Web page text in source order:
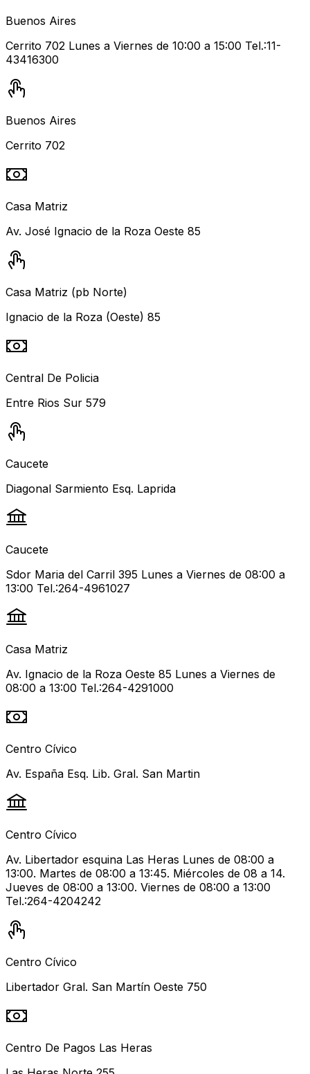
Buenos Aires
Cerrito 702 Lunes a Viernes de 10:00 a 15:00 Tel.:11-
43416300
Buenos Aires
Cerrito 702
Casa Matriz
Av. José Ignacio de la Roza Oeste 85
Casa Matriz (pb Norte)
Ignacio de la Roza (Oeste) 85
Central De Policia
Entre Rios Sur 579
Caucete
Diagonal Sarmiento Esq. Laprida
Caucete
Sdor Maria del Carril 395 Lunes a Viernes de 08:00 a
13:00 Tel.:264-4961027
Casa Matriz
Av. Ignacio de la Roza Oeste 85 Lunes a Viernes de
08:00 a 13:00 Tel.:264-4291000
Centro Cívico
Av. España Esq. Lib. Gral. San Martin
Centro Cívico
Av. Libertador esquina Las Heras Lunes de 08:00 a
13:00. Martes de 08:00 a 13:45. Miércoles de 08 a 14.
Jueves de 08:00 a 13:00. Viernes de 08:00 a 13:00
Tel.:264-4204242
Centro Cívico
Libertador Gral. San Martín Oeste 750
Centro De Pagos Las Heras